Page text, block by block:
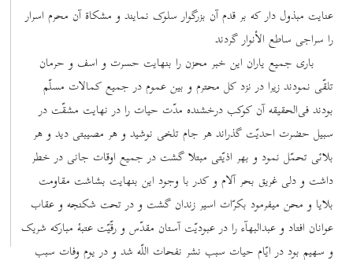
عنایت مبذول دار که بر قدم آن بزرگوار سلوک نمایند و مشکاة آن محرم اسرار
را سراجی ساطع الأنوار گردند
باری جمیع یاران این خبر محزن را بنهایت حسرت و اسف و حرمان
تلقّی نمودند زیرا در نزد کل محترم و بین عموم در جمیع کمالات مسلّم
بودند فی‌الحقیقه آن کوکب درخشنده مدّت حیات را در نهایت مشقّت در
سبیل حضرت احدیّت گذراند هر جام تلخی نوشید و هر مصیبتی دید و هر
بلائی تحمّل نمود و بهر اذیّتی مبتلا گشت در جمیع اوقات جانی در خطر
داشت و دلی غریق بحر آلام و کدر با وجود این بنهایت بشاشت مقاومت
بلایا و محن میفرمود بکرّات اسیر زندان گشت و در تحت شکنجه و عقاب
عوانان افتاد و عبدالبهآء را در عبودیّت آستان مقدّس و رقّیّت عتبۀ مبارکه شریک
و سهیم بود در ایّام حیات سبب نشر نفحات اللّه شد و در یوم وفات سبب